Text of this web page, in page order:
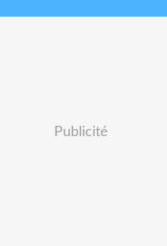
Publicité